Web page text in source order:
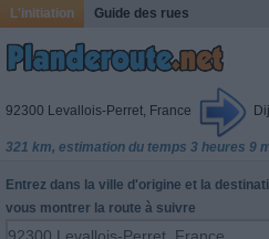
L'initiation Guide des rues
92300 Levallois-Perret, France
321 km, estimation du temps 3 heures 9
Entrez dans la ville d'origine et la
vous montrer la route à suivre